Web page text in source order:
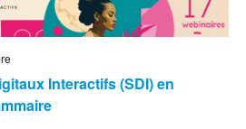
Interactifs (SDI) en